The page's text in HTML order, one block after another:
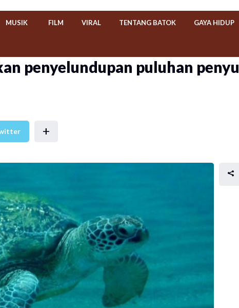
MUSIK FILM VIRAL TENTANG BATOK GAYA HIDUP
penyelundupan puluhan penyu
+